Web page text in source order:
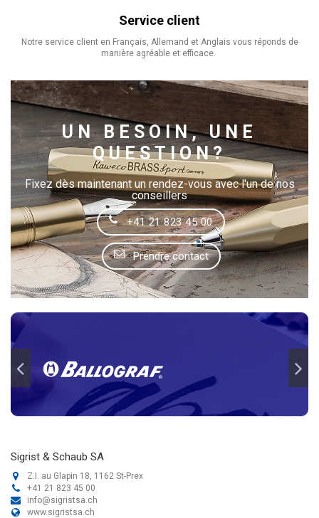
Service client
Notre service client en Français, Allemand et Anglais vous réponds de
manière agréable et efficace.
UN BESOIN, UNE
QUESTION?
Fixez dès maintenant un rendez-vous avec l'un de nos
conseillers
+41 21 823 45 00
Prendre contact
Sigrist & Schaub SA
Z.I. au Glapin 18, 1162 St-Prex
+41 21 823 45 00
info@sigristsa.ch
www.sigristsa.ch